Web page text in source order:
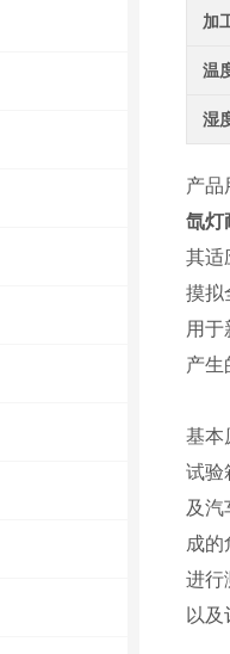
加
温
湿
产品
氙灯
其适
摸拟
用
产生
基本
试验
及
成
进行
以